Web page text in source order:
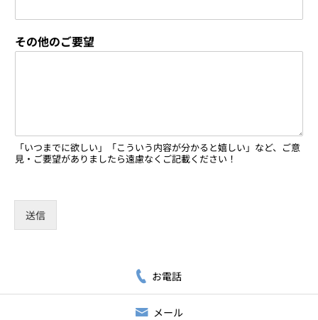
その他のご要望
「いつまでに欲しい」「こういう内容が分かると嬉しい」など、ご意
見・ご要望がありましたら遠慮なくご記載ください！
送信
お電話
メール